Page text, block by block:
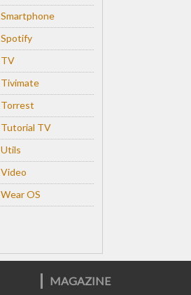
Smartphone
Spotify
TV
Tivimate
Torrest
Tutorial TV
Utils
Video
Wear OS
MAGAZINE